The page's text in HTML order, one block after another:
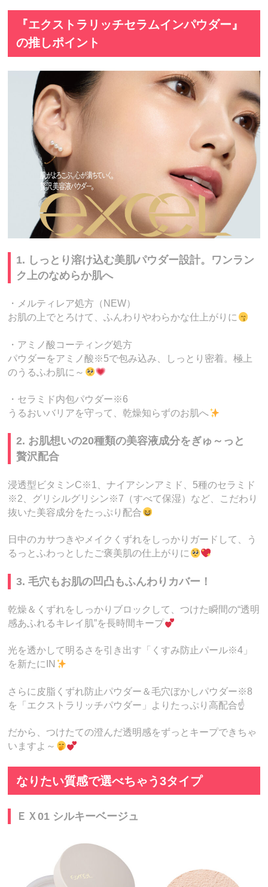
『エクストラリッチセラムインパウダー』
の推しポイント
1. しっとり溶け込む美肌パウダー設計。ワンラン
ク上のなめらか肌へ
・メルティレア処方（NEW）
お肌の上でとろけて、ふんわりやわらかな仕上がりに
・アミノ酸コーティング処方
パウダーをアミノ酸※5で包み込み、しっとり密着。極上
のうるふわ肌に～
・セラミド内包パウダー※6
うるおいバリアを守って、乾燥知らずのお肌へ
2. お肌想いの20種類の美容液成分をぎゅ～っと
贅沢配合
浸透型ビタミンC※1、ナイアシンアミド、5種のセラミド
※2、グリシルグリシン※7（すべて保湿）など、こだわり
抜いた美容成分をたっぷり配合
日中のカサつきやメイクくずれをしっかりガードして、う
るっとふわっとしたご褒美肌の仕上がりに
3. 毛穴もお肌の凹凸もふんわりカバー！
乾燥＆くずれをしっかりブロックして、つけた瞬間の“透明
感あふれるキレイ肌”を長時間キープ
光を透かして明るさを引き出す「くすみ防止パール※4」
を新たにIN
さらに皮脂くずれ防止パウダー＆毛穴ぼかしパウダー※8
を「エクストラリッチパウダー」よりたっぷり高配合☝️
だから、つけたての澄んだ透明感をずっとキープできちゃ
いますよ～
なりたい質感で選べちゃう3タイプ
ＥＸ01 シルキーベージュ